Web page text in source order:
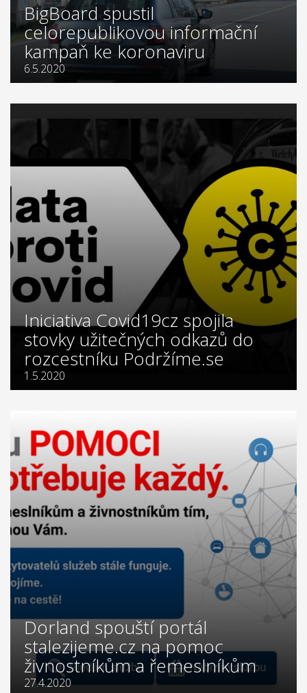
BigBoard spustil
celorepublikovou informační
kampaň ke koronaviru
6.5.2020
Iniciativa Covid19cz spojila
stovky užitečných odkazů do
rozcestníku Podržíme.se
1.5.2020
Dorland spouští portál
stalezijeme.cz na pomoc
živnostníkům a řemeslníkům
27.4.2020